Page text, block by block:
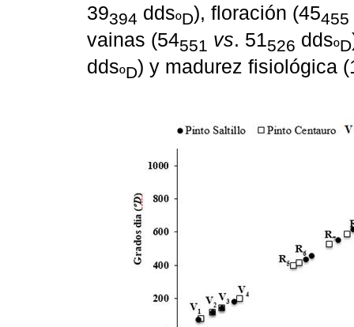
39394 ddsºD), floración (45455
vainas (54551 vs. 51 526 ddsºD
ddsºD) y madurez fisiológica